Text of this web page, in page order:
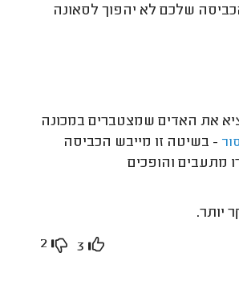
שלכם לא יהפוך לסאונה
את האדים שמצטברים במכונה
- בשיטה זו מייבש הכביסה
מתעבים והופכים
יותר.
3
2